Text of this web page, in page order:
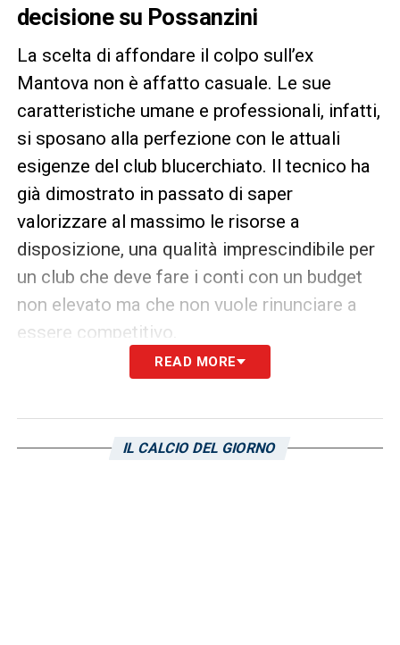
decisione su Possanzini
La scelta di affondare il colpo sull’ex
Mantova non è affatto casuale. Le sue
caratteristiche umane e professionali, infatti,
si sposano alla perfezione con le attuali
esigenze del club blucerchiato. Il tecnico ha
già dimostrato in passato di saper
valorizzare al massimo le risorse a
disposizione, una qualità imprescindibile per
un club che deve fare i conti con un budget
non elevato ma che non vuole rinunciare a
essere competitivo.
Linea verde e staff condiviso:
I punti di contatto emersi durante l’incontro
READ MORE
IL CALCIO DEL GIORNO